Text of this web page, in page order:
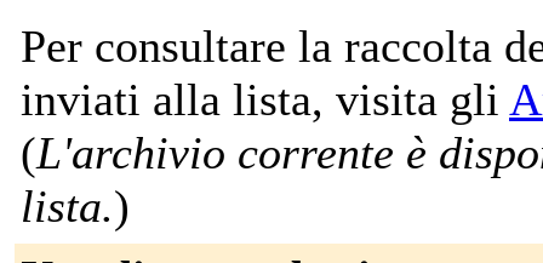
Per consultare la raccolta
inviati alla lista, visita gli
(L'archivio corrente è
lista.)